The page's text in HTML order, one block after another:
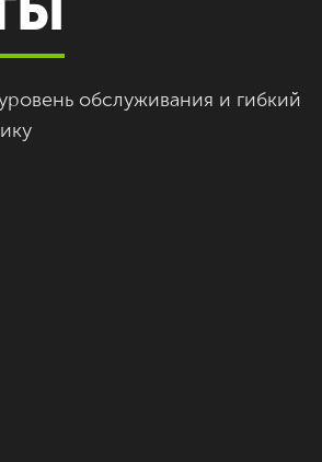
обслуживания и гибкий